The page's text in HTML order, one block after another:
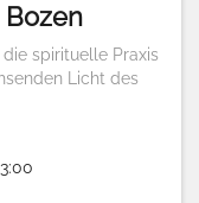
spirituelle Praxis
Licht des